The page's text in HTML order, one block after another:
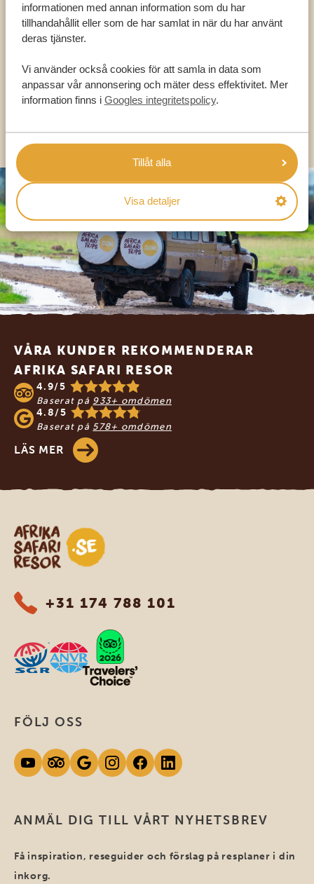
informationen med annan information som du har
tillhandahållit eller som de har samlat in när du har använt
deras tjänster.
Vi använder också cookies för att samla in data som
anpassar vår annonsering och mäter dess effektivitet. Mer
information finns i Googles integritetspolicy.
Tillåt alla
Visa detaljer
VÅRA SPECIALISTER FINNS HÄR FÖR ATT
HJÄLPA DIG
SV:+31 174 788 101
Footer
VÅRA KUNDER REKOMMENDERAR
AFRIKA SAFARI RESOR
4.9/5
Baserat på 933+ omdömen
4.8/5
Baserat på 578+ omdömen
LÄS MER
Safari-resor i Afrika
+31 174 788 101
ANMÄL DIG TILL VÅRT NYHETSBREV
Få inspiration, reseguider och förslag på resplaner i din
inkorg.
FÖLJ OSS